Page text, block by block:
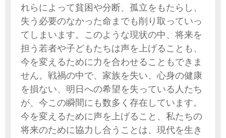
れらによって貧困や分断、孤立をもたらし、
失う必要のなかった命までも削り取っていっ
てしまいます。このような現状の中、将来を
担う若者や子どもたちは声を上げることも、
今を変えるために力を合わせることもできま
せん。戦禍の中で、家族を失い、心身の健康
を損ない、明日への希望を失っている人たち
が、今この瞬間にも数多く存在しています。
今を変えるために声を上げること、私たちの
将来のために協力し合うことは、現代を生き